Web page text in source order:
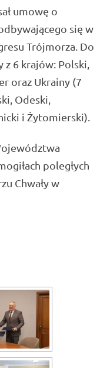
umowę o
się w
Trójmorza. Do
z 6 krajów: Polski,
oraz Ukrainy (7
Odeski,
i Żytomierski).
poległych
Chwały w